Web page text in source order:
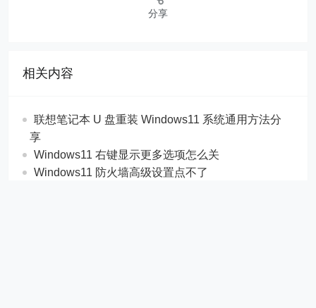
分享
相关内容
联想笔记本 U 盘重装 Windows11 系统通用方法分
享
Windows11 右键显示更多选项怎么关
Windows11 防火墙高级设置点不了